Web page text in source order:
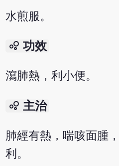
水煎服。
bubble_chart 功效
瀉肺熱，利小便。
bubble_chart 主治
肺經有熱，喘咳面腫
利。